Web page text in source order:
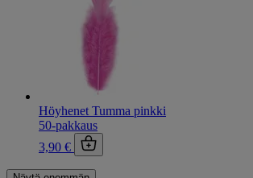
Höyhenet Tumma pinkki
50-pakkaus
3,90 €